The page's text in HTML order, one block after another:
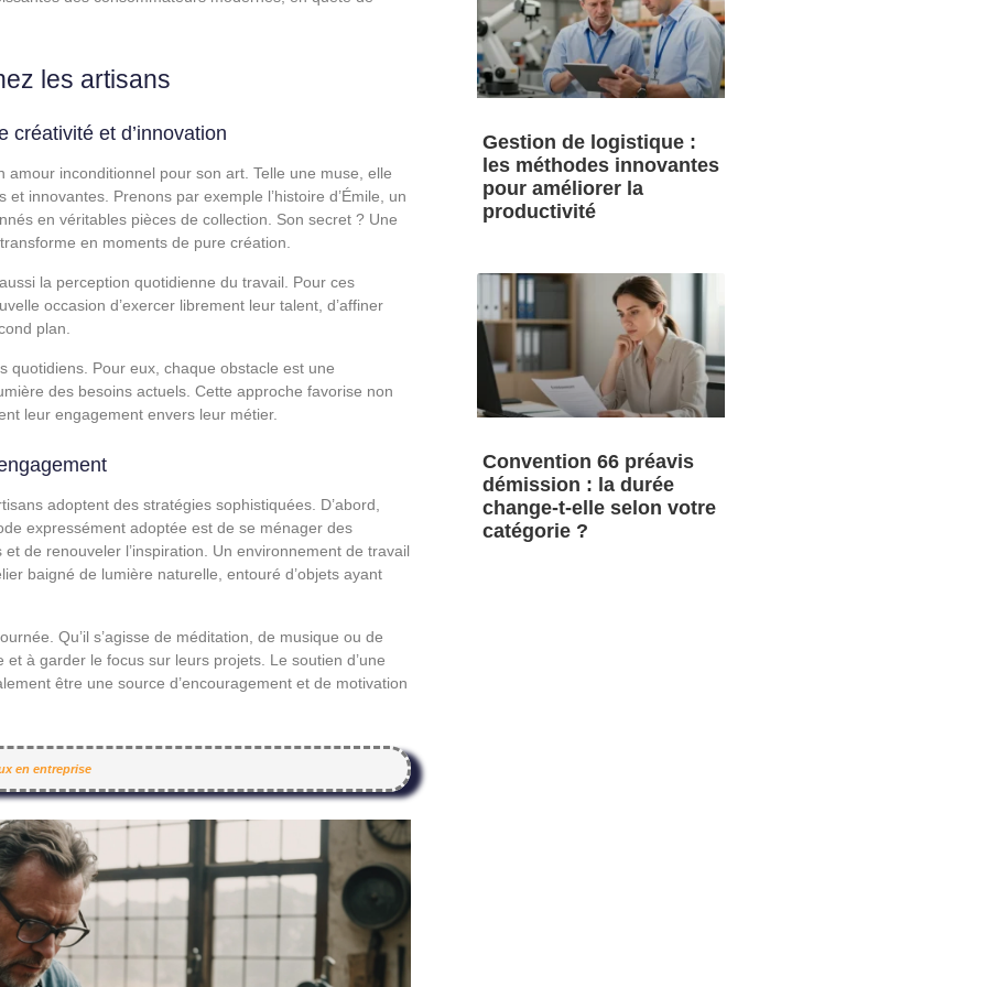
les artisans
créativité et d’innovation
inconditionnel pour son art. Telle une muse, elle
innovantes. Prenons par exemple l’histoire d’Émile, un
en véritables pièces de collection. Son secret ? Une
en moments de pure création.
la perception quotidienne du travail. Pour ces
occasion d’exercer librement leur talent, d’affiner
plan.
quotidiens. Pour eux, chaque obstacle est une
des besoins actuels. Cette approche favorise non
leur engagement envers leur métier.
adoptent des stratégies sophistiquées. D’abord,
expressément adoptée est de se ménager des
de renouveler l’inspiration. Un environnement de travail
baigné de lumière naturelle, entouré d’objets ayant
Qu’il s’agisse de méditation, de musique ou de
à garder le focus sur leurs projets. Le soutien d’une
être une source d’encouragement et de motivation
en entreprise
Gestion de logistique :
les méthodes innovantes
pour améliorer la
productivité
Convention 66 préavis
démission : la durée
change-t-elle selon votre
catégorie ?